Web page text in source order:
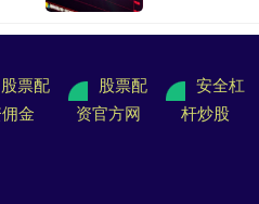
股票配
金
股票配
资官方网
安全杠
杆炒股